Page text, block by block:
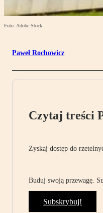
Foto: Adobe Stock
Paweł Rochowicz
Czytaj treści
Zyskaj dostęp do
Buduj swoją przewagę.
Subskrybuj!